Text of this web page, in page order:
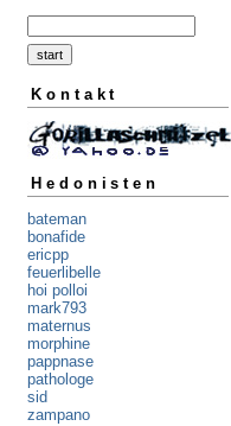
Kontakt
Hedonisten
bateman
bonafide
ericpp
feuerlibelle
hoi polloi
mark793
maternus
morphine
pappnase
pathologe
sid
zampano